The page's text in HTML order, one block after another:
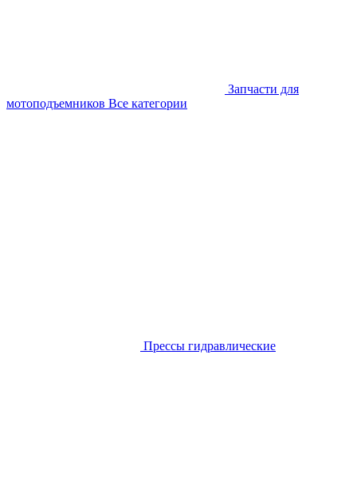
Запчасти для
мотоподъемников Все категории
Прессы гидравлические